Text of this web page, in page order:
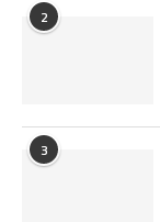
2
3